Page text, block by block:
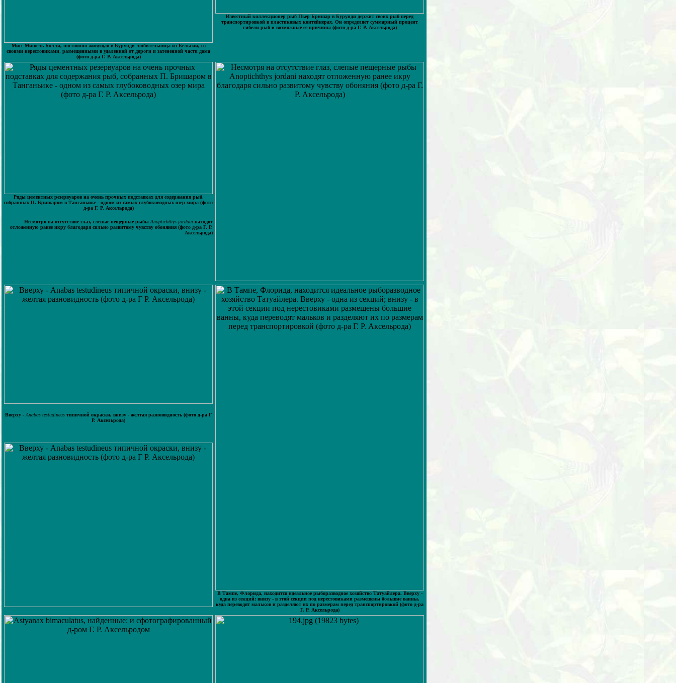
Мисс Мишель Болли, постоянно живущая в Бурунди любительница из Бельгии, со
своими нерестовиками, размещенными в удаленной от дороги и затененной части дома
(фото д-ра Г. Р. Аксельрода)
Известный коллекционер рыб Пьер Бришар в Бурунди держит своих рыб перед
транспортировкой в пластиковых контейнерах. Он определяет суммарный процент
гибели рыб и возможные ее причины (фото д-ра Г. Р. Аксельрода)
Ряды цементных резервуаров на очень прочных подставках для содержания рыб,
собранных П. Бришаром в Танганьике - одном из самых глубоководных озер мира (фото
д-ра Г. Р. Аксельрода)
Несмотря на отсутствие глаз, слепые пещерные рыбы Anoptichthys jordani находят
отложенную ранее икру благодаря сильно развитому чувству обоняния (фото д-ра Г. Р.
Аксельрода)
Вверху - Anabas testudineus типичной окраски, внизу - желтая разновидность (фото д-ра Г
Р. Аксельрода)
В Тампе, Флорида, находится идеальное рыборазводное хозяйство Татуайлера. Вверху -
одна из секций; внизу - в этой секции под нерестовиками размещены большие ванны,
куда переводят мальков и разделяют их по размерам перед транспортировкой (фото д-ра
Г. Р. Аксельрода)